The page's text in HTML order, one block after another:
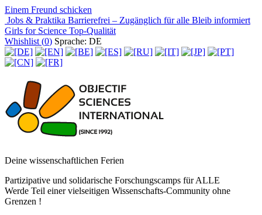
Einem Freund schicken
Jobs & Praktika Barrierefrei – Zugänglich für alle Bleib informiert
Girls for Science Top-Qualität
Whishlist (0) Sprache: DE
Deine wissenschaftlichen Ferien
Partizipative und solidarische Forschungscamps für ALLE
Werde Teil einer vielseitigen Wissenschafts-Community ohne
Grenzen !